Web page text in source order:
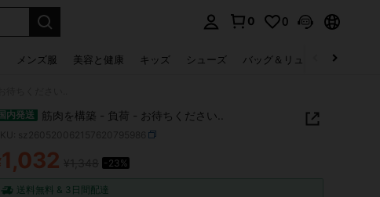
0 0
メンズ服 美容と健康 キッズ シューズ バッグ＆リュック
国内発送 筋肉を構築 - 負荷 - お待ちください..
AND AVAILABILITY
1,032 -23%
送料無料 & 3日間配達